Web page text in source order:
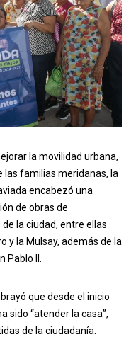
la movilidad urbana,
las familias meridanas, la
encabezó una
de obras de
la ciudad, entre ellas
y la Mulsay, además de la
II.
que desde el inicio
sido “atender la casa”,
de la ciudadanía.